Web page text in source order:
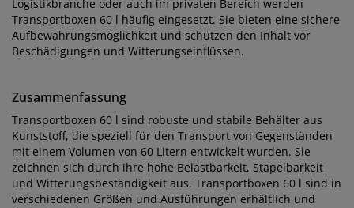
Logistikbranche oder auch im privaten Bereich werden
Transportboxen 60 l häufig eingesetzt. Sie bieten eine sichere
Aufbewahrungsmöglichkeit und schützen den Inhalt vor
Beschädigungen und Witterungseinflüssen.
Zusammenfassung
Transportboxen 60 l sind robuste und stabile Behälter aus
Kunststoff, die speziell für den Transport von Gegenständen
mit einem Volumen von 60 Litern entwickelt wurden. Sie
zeichnen sich durch ihre hohe Belastbarkeit, Stapelbarkeit
und Witterungsbeständigkeit aus. Transportboxen 60 l sind in
verschiedenen Größen und Ausführungen erhältlich und